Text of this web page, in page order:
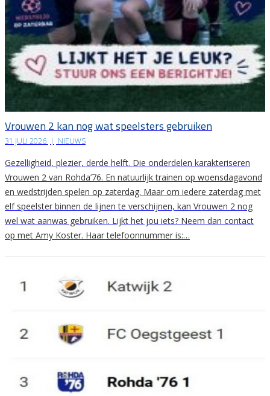
Vrouwen 2 kan nog wat speelsters gebruiken
31 JULI 2026 | NIEUWS
Gezelligheid, plezier, derde helft. Die onderdelen karakteriseren
Vrouwen 2 van Rohda’76. En natuurlijk trainen op woensdagavond
en wedstrijden spelen op zaterdag. Maar om iedere zaterdag met
elf speelster binnen de lijnen te verschijnen, kan Vrouwen 2 nog
wel wat aanwas gebruiken. Lijkt het jou iets? Neem dan contact
op met Amy Koster. Haar telefoonnummer is:…